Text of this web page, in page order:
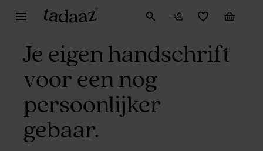
Je eigen handschrift
voor een nog
persoonlijker
gebaar.